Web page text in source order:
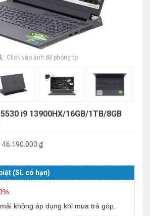
Click vào ảnh để phóng to
i9 13900HX/16GB/1TB/8GB
46.190.000 ₫
(SL có hạn)
không áp dụng khi mua trả góp.